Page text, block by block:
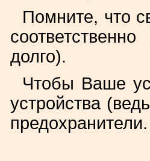
Помните, что
долго).
Чтобы Ваше
устройства
предохранители.